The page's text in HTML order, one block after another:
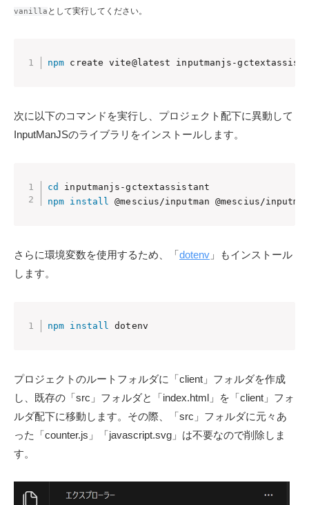
vanilla として実行してください。
npm create vite@latest inputmanjs-
次に以下のコマンドを実行し、プロジェクト配下に異動して
InputManJSのライブラリをインストールします。
cd
npm install @mescius/inputman @mescius/
さらに環境変数を使用するため、「dotenv 」もインストール
します。
npm install dotenv
プロジェクトのルートフォルダに「client」フォルダを作成
し、既存の「src」フォルダと「index.html」を「client」フォ
ルダ配下に移動します。その際、「src」フォルダに元々あ
った「counter.js」「javascript.svg」は不要なので削除しま
す。